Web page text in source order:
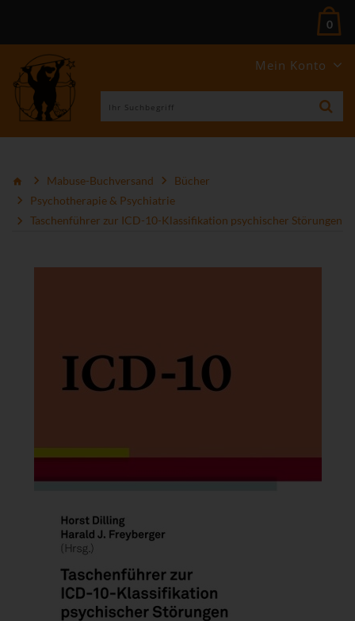
Mein Konto
0
Mabuse-Buchversand
Bücher
Psychotherapie & Psychiatrie
Taschenführer zur ICD-10-Klassifikation psychischer Störungen